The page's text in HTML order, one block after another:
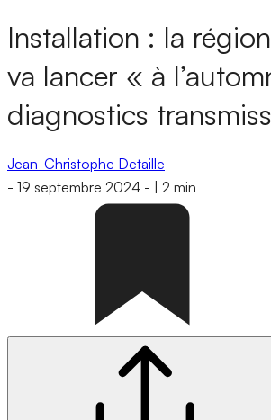
Installation : la
va lancer « à
diagnostics
Jean-Christophe Detaille
- 19 septembre 2024 - 2 min